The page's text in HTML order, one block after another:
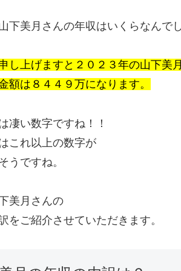
下美月さんの年収はいくらなんで
し上げますと２０２３年の山下美
額は８４４９万になります。
凄い数字ですね！！
これ以上の数字が
うですね。
美月さんの
をご紹介させていただきます。